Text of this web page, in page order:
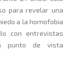
para revelar una
a la homofobia
con entrevistas
punto de vista